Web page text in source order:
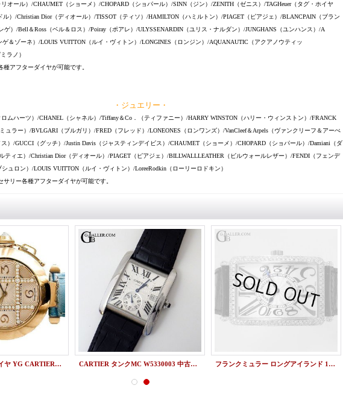
オール）/CHAUMET（ショーメ）/CHOPARD（ショパール）/SINN（ジン）/ZENITH（ゼニス）/TAGHeuer（タグ・ホイヤ
ル）/Christian Dior（ディオール）/TISSOT（ティソ）/HAMILTON（ハミルトン）/PIAGET（ピアジェ）/BLANCPAIN（ブラン
ゲ）/Bell＆Ross（ベル＆ロス）/Poiray（ポアレ）/ULYSSENARDIN（ユリス・ナルダン）/JUNGHANS（ユンハンス）/A
ゲ＆ゾーネ）/LOUIS VUITTON（ルイ・ヴィトン）/LONGINES（ロンジン）/AQUANAUTIC（アクアノウティッ
ラノ）
アフターダイヤが可能です。
・ジュエリー・
ロムハーツ）/CHANEL（シャネル）/Tiffany＆Co．（ティファニー）/HARRY WINSTON（ハリー・ウィンストン）/FRANCK
ュラー）/BVLGARI（ブルガリ）/FRED（フレッド）/LONEONES（ロンワンズ）/VanCleef＆Arpels（ヴァンクリーフ＆アーぺ
）/GUCCI（グッチ）/Justin Davis（ジャスティンデイビス）/CHAUMET（ショーメ）/CHOPARD（ショパール）/Damiani（ダ
ティエ）/Christian Dior（ディオール）/PIAGET（ピアジェ）/BILLWALLLEATHER（ビルウォールレザー）/FENDI（フェンデ
シュロン）/LOUIS VUITTON（ルイ・ヴィトン）/LoreeRodkin（ローリーロドキン）
リー各種アフターダイヤが可能です。
パシャグリッド ダイヤ YG CARTIER純正ダイヤモンド CARTIER タンクMC W5330003 中古美品 フランクミュラー ロングアイランド 1150SC DT ダイヤ